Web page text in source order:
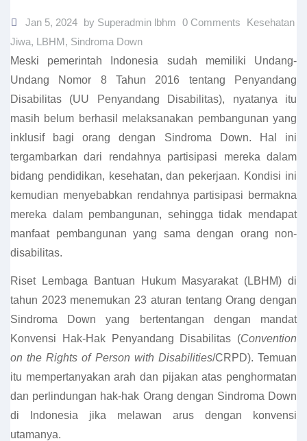
Jan 5, 2024 by Superadmin lbhm 0 Comments
Kesehatan
Jiwa, LBHM, Sindroma Down
Meski pemerintah Indonesia sudah memiliki Undang-
Undang Nomor 8 Tahun 2016 tentang Penyandang
Disabilitas (UU Penyandang Disabilitas), nyatanya itu
masih belum berhasil melaksanakan pembangunan yang
inklusif bagi orang dengan Sindroma Down. Hal ini
tergambarkan dari rendahnya partisipasi mereka dalam
bidang pendidikan, kesehatan, dan pekerjaan. Kondisi ini
kemudian menyebabkan rendahnya partisipasi bermakna
mereka dalam pembangunan, sehingga tidak mendapat
manfaat pembangunan yang sama dengan orang non-
disabilitas.
Riset Lembaga Bantuan Hukum Masyarakat (LBHM) di
tahun 2023 menemukan 23 aturan tentang Orang dengan
Sindroma Down yang bertentangan dengan mandat
Konvensi Hak-Hak Penyandang Disabilitas (Convention
on the Rights of Person with Disabilities/CRPD). Temuan
itu mempertanyakan arah dan pijakan atas penghormatan
dan perlindungan hak-hak Orang dengan Sindroma Down
di Indonesia jika melawan arus dengan konvensi
utamanya.